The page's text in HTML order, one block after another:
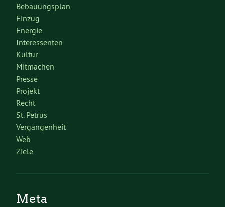
Bebauungsplan
Einzug
Energie
Interessenten
Kultur
Mitmachen
Presse
Projekt
Recht
St. Petrus
Vergangenheit
Web
Ziele
Meta